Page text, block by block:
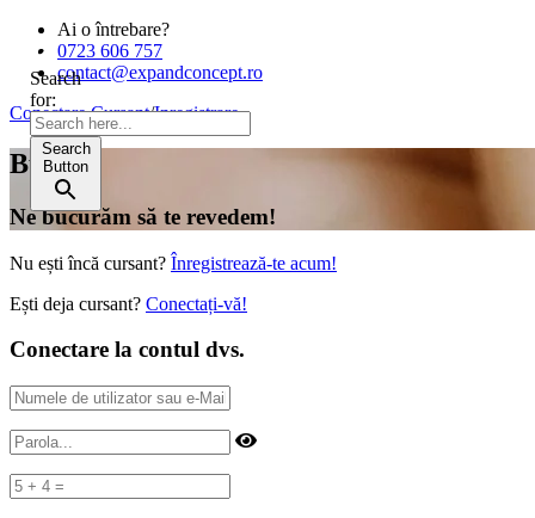
Search
for:
Search
Button
Ai o întrebare?
0723 606 757
contact@expandconcept.ro
Conectare Cursant/Inregistrare
Bună!
Ne bucurăm să te revedem!
Nu ești încă cursant? Înregistrează-te acum!
Ești deja cursant? Conectați-vă!
Conectare la contul dvs.